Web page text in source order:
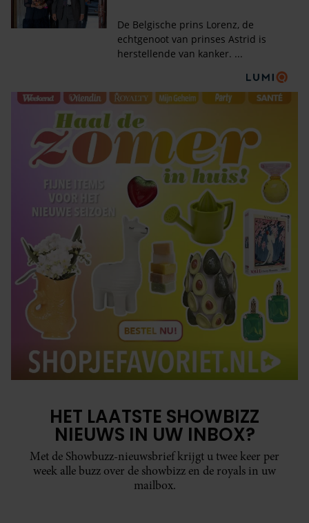
HET LAATSTE SHOWBIZZ
NIEUWS IN UW INBOX?
Met de Showbuzz-nieuwsbrief krijgt u twee keer per
week alle buzz over de showbizz en de royals in uw
mailbox.